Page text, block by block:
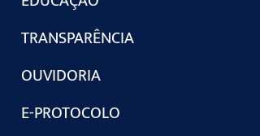
TRANSPARÊNCIA
OUVIDORIA
E-PROTOCOLO